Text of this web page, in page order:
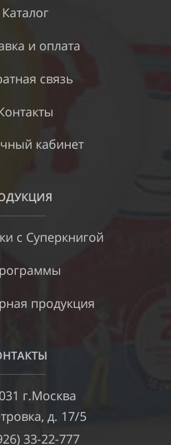
Каталог
и оплата
связь
кабинет
с Суперкнигой
продукция
г.Москва
д. 17/5
33-22-777